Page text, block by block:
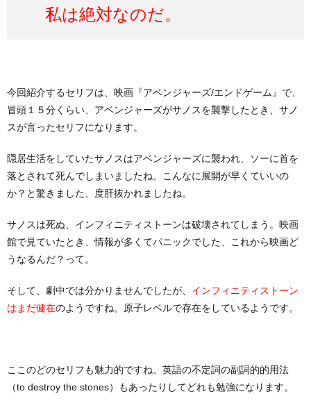
私は絶対なのだ。
今回紹介するセリフは、映画『アベンジャーズ/エンドゲーム』で、
冒頭１５分くらい、アベンジャーズがサノスを襲撃したとき、サノ
スが言ったセリフになります。
隠居生活をしていたサノスはアベンジャーズに襲われ、ソーに首を
落とされて死んでしまいましたね。こんなに展開が早くていいの
か？と驚きました、度肝抜かれましたね。
サノスは死ぬ、インフィニティストーンは破壊されてしまう。映画
館で見ていたとき、情報が多くてパニックでした、これから映画ど
うなるんだ？って。
そして、劇中では分かりませんでしたが、 インフィニティストーン
はまだ健在のようですね。原子レベルで存在をしているようです。
ここのどのセリフも魅力的ですね、英語の不定詞の副詞的的用法
（to destroy the stones）もあったりしてどれも勉強になります。